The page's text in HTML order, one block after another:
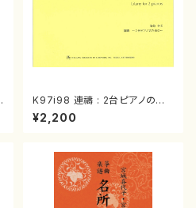
K97i98 連禱 : 2台ピアノのた
めの（2 Pianos / 菊池 幸夫 /
楽譜）
¥2,200